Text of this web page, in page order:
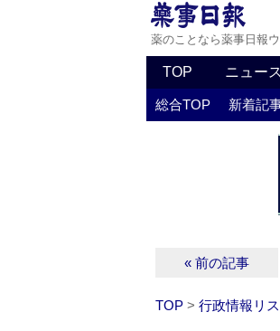
薬のことなら薬事日報
TOP ニュース
総合TOP 新着記
« 前の記事
TOP > 行政情報リ